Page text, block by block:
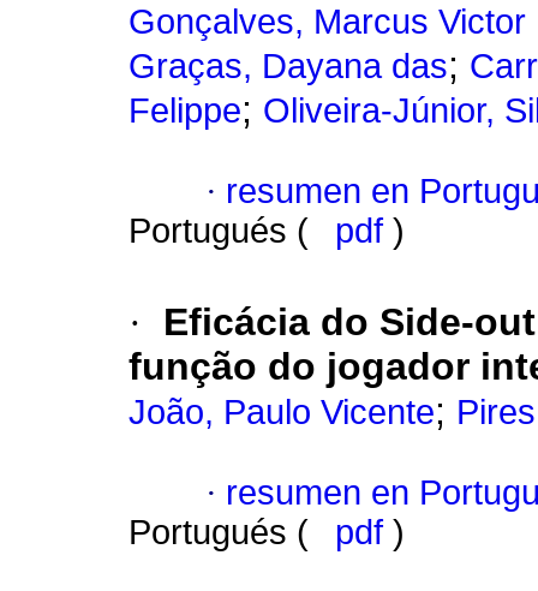
Gonçalves, Marcus Victor
Graças, Dayana das;
Felippe; Oliveira-Júnior,
· resumen en
Portugués (
pdf )
·
Eficácia do Side-
função do jogador
João, Paulo Vicente;
· resumen en
Portugués (
pdf )